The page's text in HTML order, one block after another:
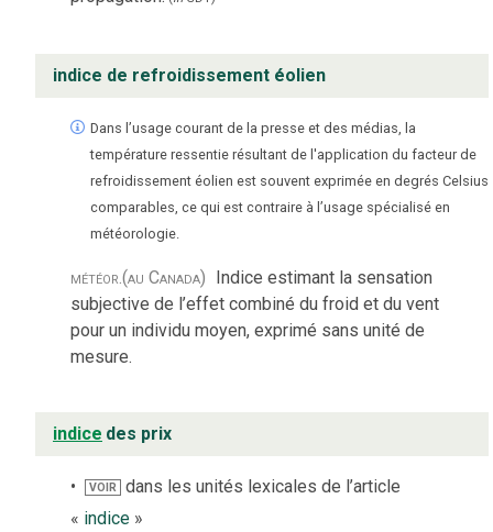
indice de refroidissement éolien
Dans l’usage courant de la presse et des médias, la
température ressentie résultant de l'application du facteur de
refroidissement éolien est souvent exprimée en degrés Celsius
comparables, ce qui est contraire à l’usage spécialisé en
météorologie.
météor.(au Canada)
Indice estimant la sensation
subjective de l’effet combiné du froid et du vent
pour un individu moyen, exprimé sans unité de
mesure.
indice des prix
VOIR
dans les unités lexicales de l’article
« indice »